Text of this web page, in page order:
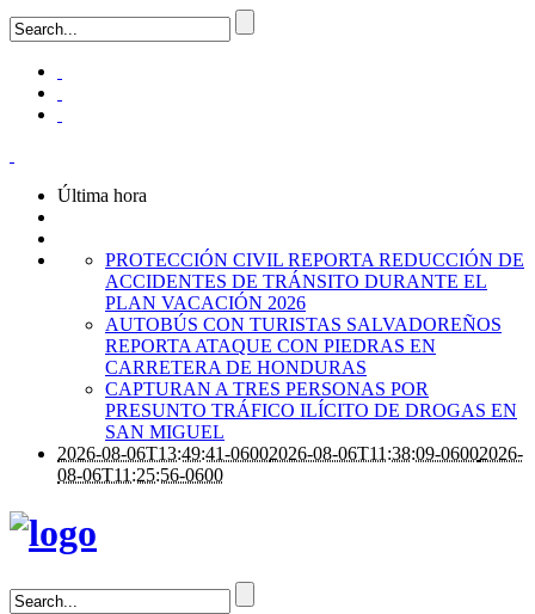
Última hora
PROTECCIÓN CIVIL REPORTA REDUCCIÓN DE
ACCIDENTES DE TRÁNSITO DURANTE EL
PLAN VACACIÓN 2026
AUTOBÚS CON TURISTAS SALVADOREÑOS
REPORTA ATAQUE CON PIEDRAS EN
CARRETERA DE HONDURAS
CAPTURAN A TRES PERSONAS POR
PRESUNTO TRÁFICO ILÍCITO DE DROGAS EN
SAN MIGUEL
2026-08-06T13:49:41-06002026-08-06T11:38:09-06002026-
08-06T11:25:56-0600